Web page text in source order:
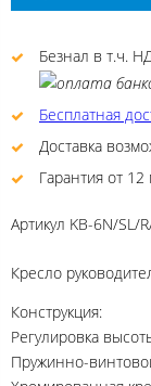
Безнал в т.ч.
Бесплатная
Доставка
Гарантия от
Артикул KB-6N/SL/
Кресло
Конструкция:
Регулировка
Пружинно-